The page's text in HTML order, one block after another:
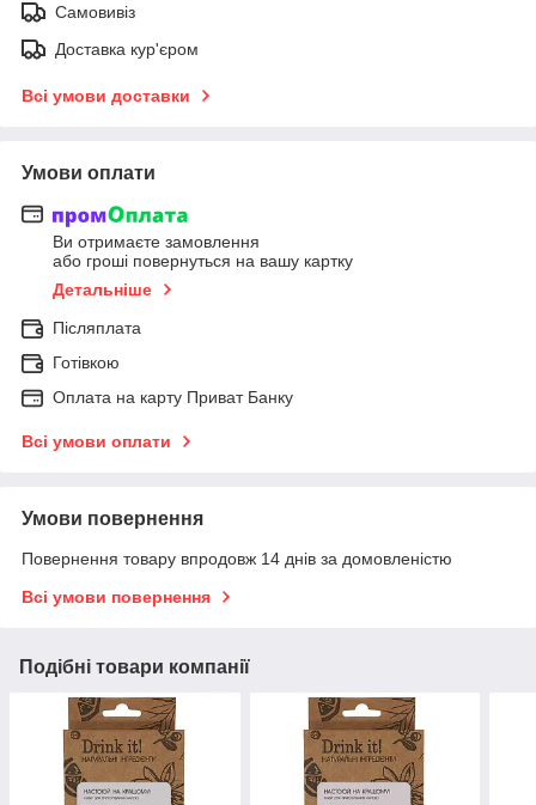
Самовивіз
Доставка кур'єром
Всі умови доставки
Умови оплати
Ви отримаєте замовлення
або гроші повернуться на вашу картку
Детальніше
Післяплата
Готівкою
Оплата на карту Приват Банку
Всі умови оплати
Умови повернення
Повернення товару впродовж 14 днів за домовленістю
Всі умови повернення
Подібні товари компанії